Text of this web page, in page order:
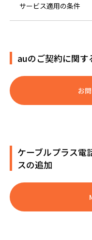
サービス適用の条件
適用条件
ケーブルプラス電話の
同じ場合,自動で適用
適用の開始
ケーブルブラス電
● au世界サービス対応
は無料ですが、着信先
● 月末時点において、
が解約·休止の場合、
auのご契約に関す
お
ケーブルプラス電
スの追加